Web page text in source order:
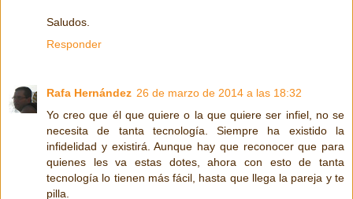
Saludos.
Responder
Rafa Hernández 26 de marzo de 2014 a las 18:32
Yo creo que él que quiere o la que quiere ser infiel, no se
necesita de tanta tecnología. Siempre ha existido la
infidelidad y existirá. Aunque hay que reconocer que para
quienes les va estas dotes, ahora con esto de tanta
tecnología lo tienen más fácil, hasta que llega la pareja y te
pilla.